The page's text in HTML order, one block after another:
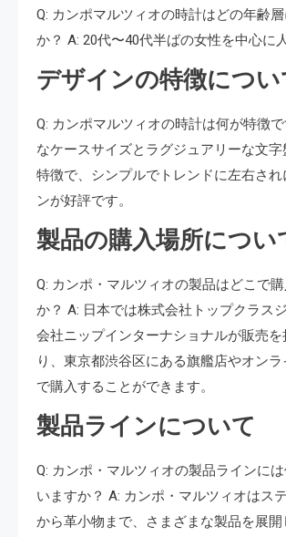
Q: カンポマルツィオの時計はどの年齢
か？ A: 20代〜40代半ばの女性を中心に
デザインの特徴につい
Q: カンポマルツィオの時計は何が特徴
なケースサイズとラグジュアリーな文
特徴で、シンプルでトレンドに左右され
ンが好評です。
製品の購入場所につい
Q: カンポ・マルツィオの製品はどこで
か？ A: 日本では株式会社トップクラス
会社ニップインターナショナルが販売を
り、東京都渋谷区にある旗艦店やオン
で購入することができます。
製品ラインについて
Q: カンポ・マルツィオの製品ラインに
いますか？ A: カンポ・マルツィオはス
から革小物まで、さまざまな製品を展開